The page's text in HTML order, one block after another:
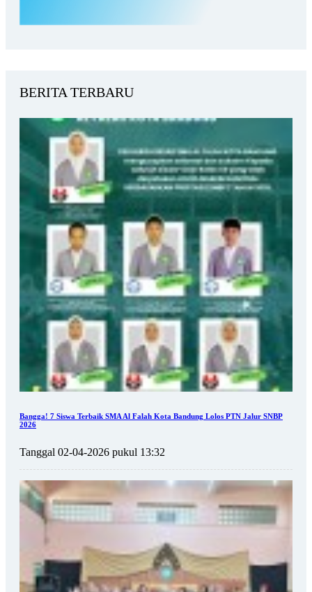
BERITA TERBARU
Bangga! 7 Siswa Terbaik SMA Al Falah Kota Bandung Lolos PTN Jalur SNBP
2026
Tanggal 02-04-2026 pukul 13:32